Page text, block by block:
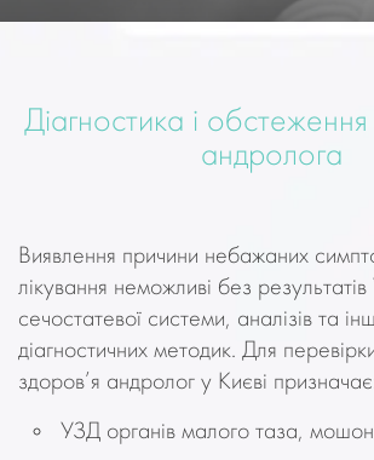
Діагностика і
андролога
Виявлення причини небажаних
лікування неможливі без
сечостатевої системи, аналізів та
діагностичних методик. Для
здоров’я андролог у Києві
УЗД органів малого таза,